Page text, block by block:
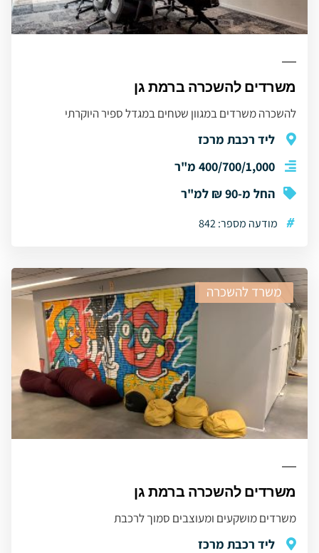
משרדים להשכרה ברמת גן
להשכרה משרדים במגוון שטחים במגדל ספיר היוקרתי
ליד רכבת מרכז
400/700/1,000 מ"ר
החל מ-90 ₪ למ"ר
# מודעה מספר: 842
משרד להשכרה
משרדים להשכרה ברמת גן
משרדים מושקעים ומעוצבים סמוך לרכבת
ליד רכבת מרכז